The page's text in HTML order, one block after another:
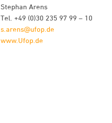
Stephan Arens
Tel. +49 (0)30 235 97 99 – 10
s.arens@ufop.de
www.Ufop.de